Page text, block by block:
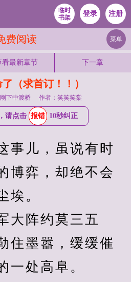
临时
书架
登录 注册
费阅读 菜单
看最新章节 下一章
（求首订！！）
下中渡桥 作者：笑笑笑棠
请点击 报错 10秒纠正
儿，虽说有时
博弈，却绝不会
埃。
阵约莫三五
住墨嚣，缓缓催
一处高阜。